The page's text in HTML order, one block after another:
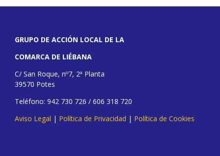
GRUPO DE ACCIÓN LOCAL DE LA
COMARCA DE LIÉBANA
C/ San Roque, nº7, 2ª Planta
39570 Potes
Teléfono: 942 730 726 / 606 318 720
Aviso Legal | Política de Privacidad | Política de Cookies